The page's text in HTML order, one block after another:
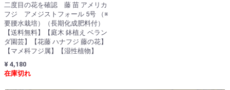
二度目の花を確認 藤 苗 アメリカ
フジ アメジストフォール 5号 （※
要腰水栽培）（長期化成肥料付）
【送料無料】【庭木 鉢植え ベラン
ダ園芸】【花藤 ハナフジ 藤の花】
【マメ科フジ属】【湿性植物】
¥ 4,180
在庫切れ